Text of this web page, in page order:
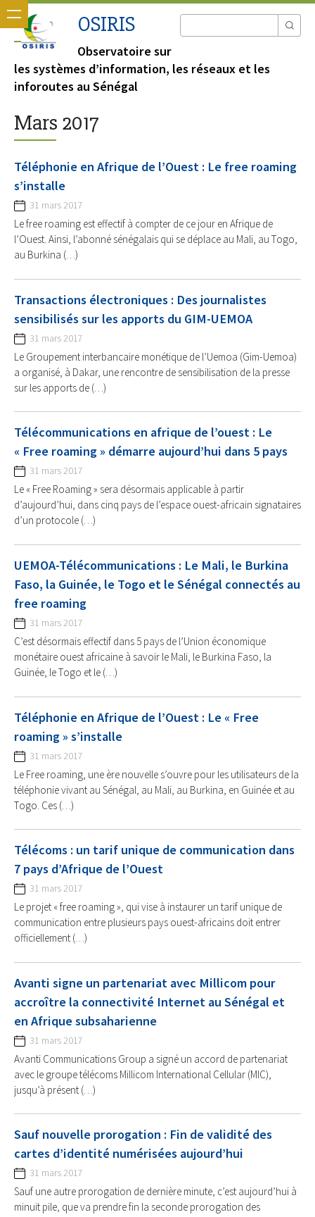
OSIRIS
Observatoire sur
les systèmes d’information, les réseaux et les
inforoutes au Sénégal
Mars 2017
Téléphonie en Afrique de l’Ouest : Le free roaming
s’installe
31 mars 2017
Le free roaming est effectif à compter de ce jour en Afrique de
l’Ouest. Ainsi, l’abonné sénégalais qui se déplace au Mali, au Togo,
au Burkina (…)
Transactions électroniques : Des journalistes
sensibilisés sur les apports du GIM-UEMOA
31 mars 2017
Le Groupement interbancaire monétique de l’Uemoa (Gim-Uemoa)
a organisé, à Dakar, une rencontre de sensibilisation de la presse
sur les apports de (…)
Télécommunications en afrique de l’ouest : Le
« Free roaming » démarre aujourd’hui dans 5 pays
31 mars 2017
Le « Free Roaming » sera désormais applicable à partir
d’aujourd’hui, dans cinq pays de l’espace ouest-africain signataires
d’un protocole (…)
UEMOA-Télécommunications : Le Mali, le Burkina
Faso, la Guinée, le Togo et le Sénégal connectés au
free roaming
31 mars 2017
C’est désormais effectif dans 5 pays de l’Union économique
monétaire ouest africaine à savoir le Mali, le Burkina Faso, la
Guinée, le Togo et le (…)
Téléphonie en Afrique de l’Ouest : Le « Free
roaming » s’installe
31 mars 2017
Le Free roaming, une ère nouvelle s’ouvre pour les utilisateurs de la
téléphonie vivant au Sénégal, au Mali, au Burkina, en Guinée et au
Togo. Ces (…)
Télécoms : un tarif unique de communication dans
7 pays d’Afrique de l’Ouest
31 mars 2017
Le projet « free roaming », qui vise à instaurer un tarif unique de
communication entre plusieurs pays ouest-africains doit entrer
officiellement (…)
Avanti signe un partenariat avec Millicom pour
accroître la connectivité Internet au Sénégal et
en Afrique subsaharienne
31 mars 2017
Avanti Communications Group a signé un accord de partenariat
avec le groupe télécoms Millicom International Cellular (MIC),
jusqu’à présent (…)
Sauf nouvelle prorogation : Fin de validité des
cartes d’identité numérisées aujourd’hui
31 mars 2017
Sauf une autre prorogation de dernière minute, c’est aujourd’hui à
minuit pile, que va prendre fin la seconde prorogation des